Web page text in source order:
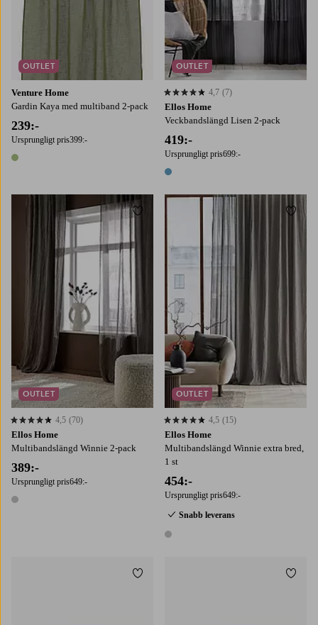
Venture Home
Gardin Kaya med multiband 2-pack
239:-
Ursprungligt pris399:-
1 färg
OUTLET
Ellos Home
Veckbandslängd Lisen 2-pack
419:-
Ursprungligt pris699:-
1 färg
4,7 baserat på 7 st betyg
4,7 (7)
OUTLET
Ellos Home
Multibandslängd Winnie 2-pack
389:-
Ursprungligt pris649:-
1 färg
4,5 baserat på 70 st betyg
4,5 (70)
OUTLET
Lägg till i favoriter
Ellos Home
Multibandslängd Winnie extra bred,
1 st
454:-
Ursprungligt pris649:-
Snabb leverans
1 färg
4,5 baserat på 15 st betyg
4,5 (15)
OUTLET
Lägg till i favoriter